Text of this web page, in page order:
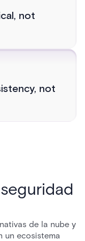
not
not
de la nube y
un ecosistema